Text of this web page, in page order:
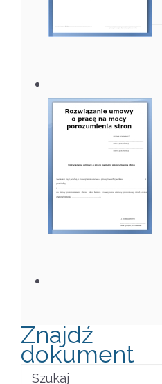
Znajdź
dokument